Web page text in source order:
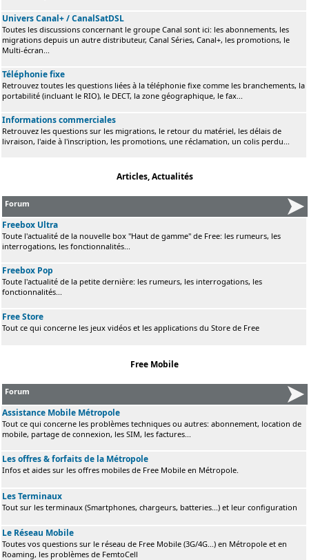
Univers Canal+ / CanalSatDSL
Toutes les discussions concernant le groupe Canal sont ici: les abonnements, les
migrations depuis un autre distributeur, Canal Séries, Canal+, les promotions, le
Multi-écran...
Téléphonie fixe
Retrouvez toutes les questions liées à la téléphonie fixe comme les branchements, la
portabilité (incluant le RIO), le DECT, la zone géographique, le fax...
Informations commerciales
Retrouvez les questions sur les migrations, le retour du matériel, les délais de
livraison, l'aide à l'inscription, les promotions, une réclamation, un colis perdu...
Articles, Actualités
Forum
Freebox Ultra
Toute l'actualité de la nouvelle box "Haut de gamme" de Free: les rumeurs, les
interrogations, les fonctionnalités...
Freebox Pop
Toute l'actualité de la petite dernière: les rumeurs, les interrogations, les
fonctionnalités...
Free Store
Tout ce qui concerne les jeux vidéos et les applications du Store de Free
Free Mobile
Forum
Assistance Mobile Métropole
Tout ce qui concerne les problèmes techniques ou autres: abonnement, location de
mobile, partage de connexion, les SIM, les factures...
Les offres & forfaits de la Métropole
Infos et aides sur les offres mobiles de Free Mobile en Métropole.
Les Terminaux
Tout sur les terminaux (Smartphones, chargeurs, batteries...) et leur configuration
Le Réseau Mobile
Toutes vos questions sur le réseau de Free Mobile (3G/4G...) en Métropole et en
Roaming, les problèmes de FemtoCell